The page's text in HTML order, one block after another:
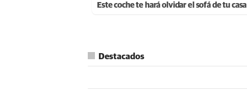
Este coche te hará olvidar el sofá de tu casa
Destacados